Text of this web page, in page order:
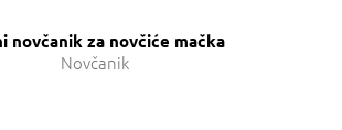
novčanik za novčiće mačka
Novčanik